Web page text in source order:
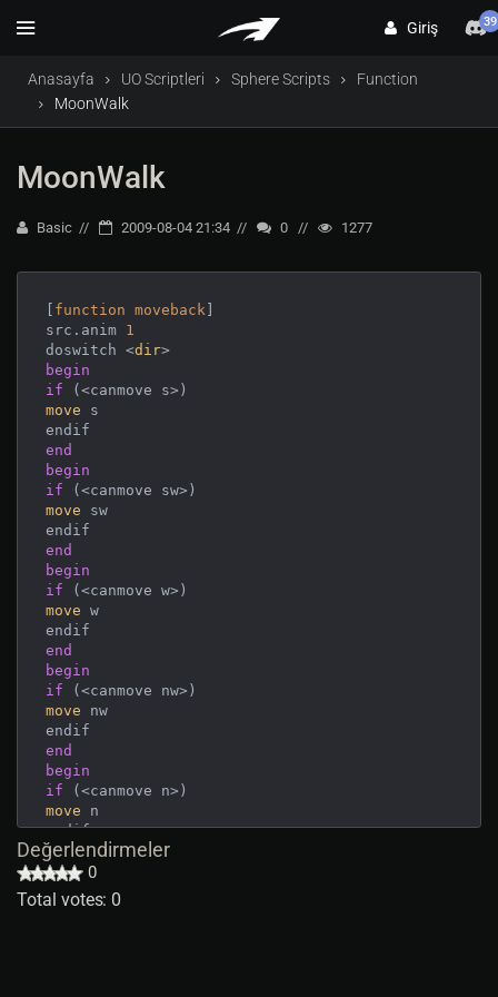
Giriş 39
Anasayfa UO Scriptleri Sphere Scripts
Function
MoonWalk
MoonWalk
Basic 2009-08-04 21:34 0 1277
function moveback
src.anim 1
doswitch <dir
begin
if
move s
end
begin
if
move sw
end
begin
if
move w
end
begin
if
move nw
end
begin
if
move n
end
begin
if
move ne
Değerlendirmeler
0
Total votes: 0